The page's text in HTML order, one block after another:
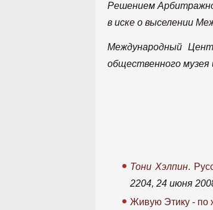
Решением
в иске о выселении
Международный
общественного музея
Тони Хэлпин.
2204, 24 июня
Живую Этику - по